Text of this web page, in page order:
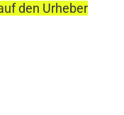
den Urheber